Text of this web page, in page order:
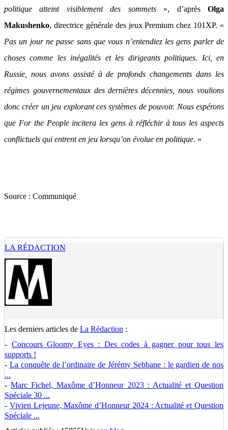
politique atteint visiblement des sommets», d’aprèsOlga
Makushenko, directrice générale des jeux Premium chez 101XP. «
Pas un jour ne passe sans que vous n’entendiez les gens parler de
choses comme les inégalités et les dirigeants politiques. Ici, en
Russie, nous avons assisté à de profonds changements dans les
régimes gouvernementaux des dernières décennies, nous voulions
donc créer un jeu explorant ces systèmes de pouvoir. Nous espérons
que For the People incitera les gens à réfléchir à tous les aspects
conflictuels qui entrent en jeu lorsqu’on évolue en politique. »
Source : Communiqué
LA RÉDACTION
Les derniers articles de La Rédaction :
- Concours Gloomy Eyes : Des codes à gagner pour tous les
supports !
- La conquête de l’ordinaire de Jérémy Sebbane : le gardien de nos
...
-Marc Fichel, Maxôme d’Honneur 2023 : Actualité et Question
Spéciale 30 ...
- Vivien Lejeune, Maxôme d’Honneur 2024 : Actualité et Question
Spéciale ...